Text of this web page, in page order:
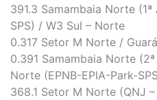
391.3 Samambaia Norte
SPS) / W3 Sul – Norte
0.317 Setor M Norte /
0.391 Samambaia Norte
Norte (EPNB-EPIA-Park-
368.1 Setor M Norte (QNJ